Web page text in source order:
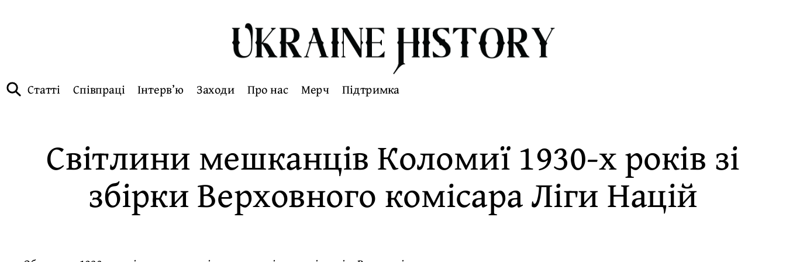
Статті Співпраці Інтерв’ю Заходи Про нас Мерч Підтримка
Світлини мешканців Коломиї 1930-х років зі
збірки Верховного комісара Ліги Націй